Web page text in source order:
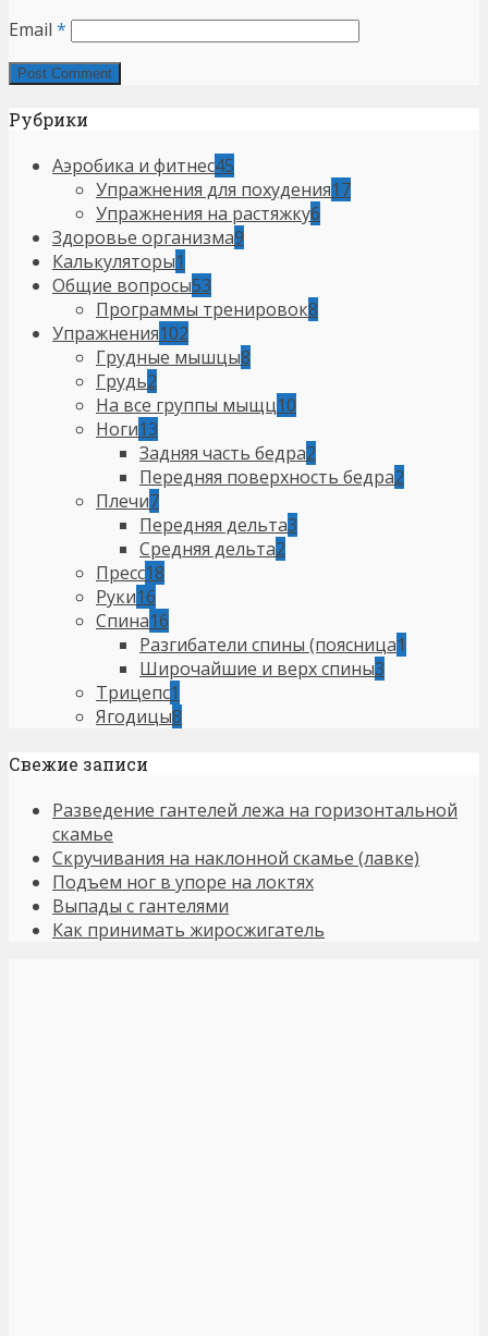
Email *
Рубрики
Аэробика и фитнес45
Упражнения для похудения17
Упражнения на растяжку6
Здоровье организма9
Калькуляторы1
Общие вопросы53
Программы тренировок8
Упражнения102
Грудные мышцы8
Грудь2
На все группы мыщц10
Ноги13
Задняя часть бедра2
Передняя поверхность бедра2
Плечи7
Передняя дельта3
Средняя дельта2
Пресс18
Руки16
Спина16
Разгибатели спины (поясница1
Широчайшие и верх спины3
Трицепс1
Ягодицы8
Свежие записи
Разведение гантелей лежа на горизонтальной
скамье
Скручивания на наклонной скамье (лавке)
Подъем ног в упоре на локтях
Выпады с гантелями
Как принимать жиросжигатель